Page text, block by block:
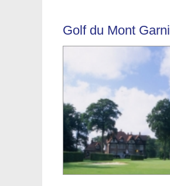
Golf du Mont Garni